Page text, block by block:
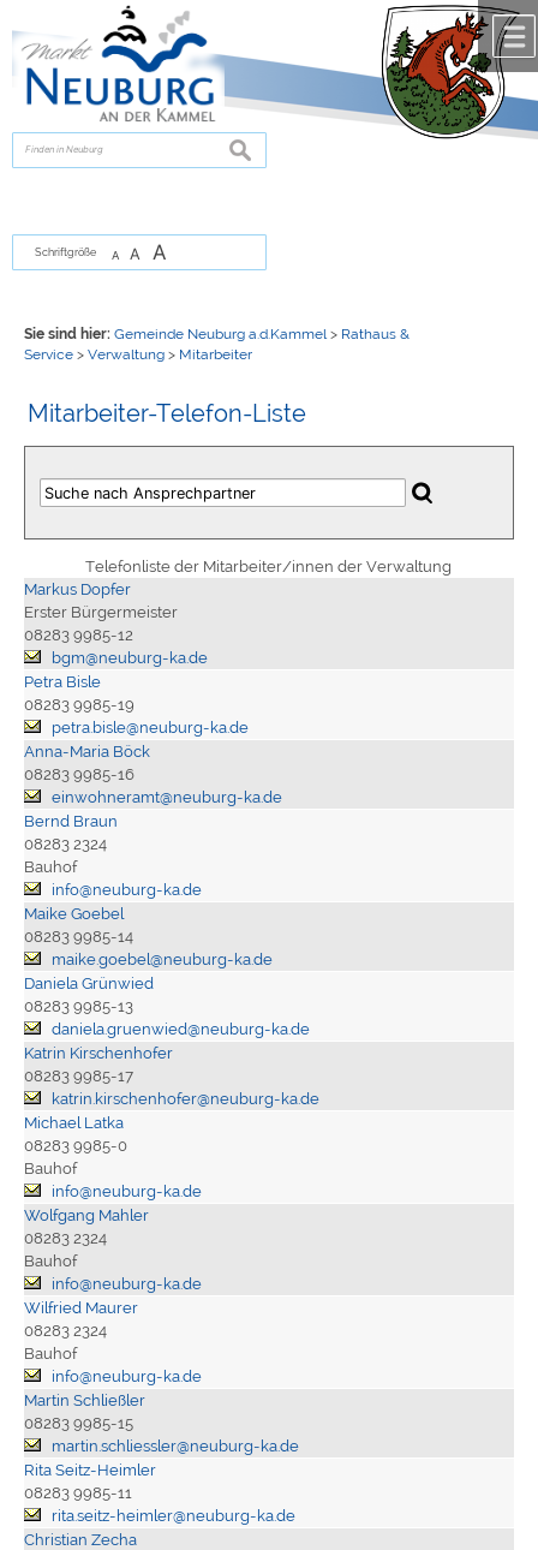
zur Navigationoder
springen.
suchen
Schriftgröße A A A
Sie sind hier: Gemeinde Neuburg a.d.Kammel > Rathaus &
Service> Verwaltung> Mitarbeiter
Mitarbeiter-Telefon-Liste
Telefonliste der Mitarbeiter/innen der Verwaltung
Markus Dopfer
Erster Bürgermeister
08283 9985-12
bgm@neuburg-ka.de
Petra Bisle
08283 9985-19
petra.bisle@neuburg-ka.de
Anna-Maria Böck
08283 9985-16
einwohneramt@neuburg-ka.de
Bernd Braun
08283 2324
Bauhof
info@neuburg-ka.de
Maike Goebel
08283 9985-14
maike.goebel@neuburg-ka.de
Daniela Grünwied
08283 9985-13
daniela.gruenwied@neuburg-ka.de
Katrin Kirschenhofer
08283 9985-17
katrin.kirschenhofer@neuburg-ka.de
Michael Latka
08283 9985-0
Bauhof
info@neuburg-ka.de
Wolfgang Mahler
08283 2324
Bauhof
info@neuburg-ka.de
Wilfried Maurer
08283 2324
Bauhof
info@neuburg-ka.de
Martin Schließler
08283 9985-15
martin.schliessler@neuburg-ka.de
Rita Seitz-Heimler
08283 9985-11
rita.seitz-heimler@neuburg-ka.de
Christian Zecha